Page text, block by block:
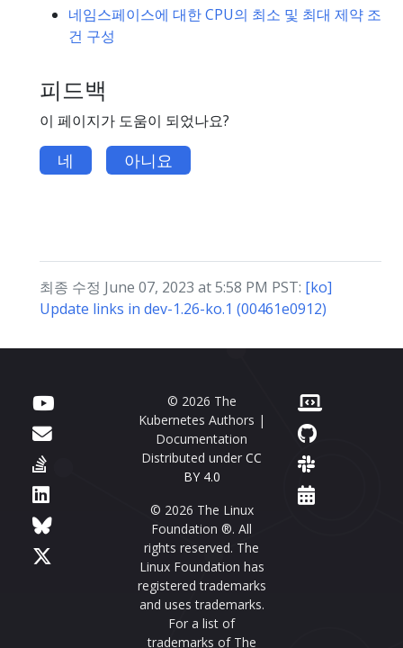
네임스페이스에 대한 CPU의 최소 및 최대 제약 조
건 구성
피드백
이 페이지가 도움이 되었나요?
네 아니요
최종 수정 June 07, 2023 at 5:58 PM PST: [ko]
Update links in dev-1.26-ko.1 (00461e0912)
© 2026 The
Kubernetes Authors |
Documentation
Distributed under CC
BY 4.0
© 2026 The Linux
Foundation ®. All
rights reserved. The
Linux Foundation has
registered trademarks
and uses trademarks.
For a list of
trademarks of The